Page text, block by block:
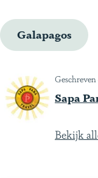
Galapagos
Geschreven
Sapa
Bekijk